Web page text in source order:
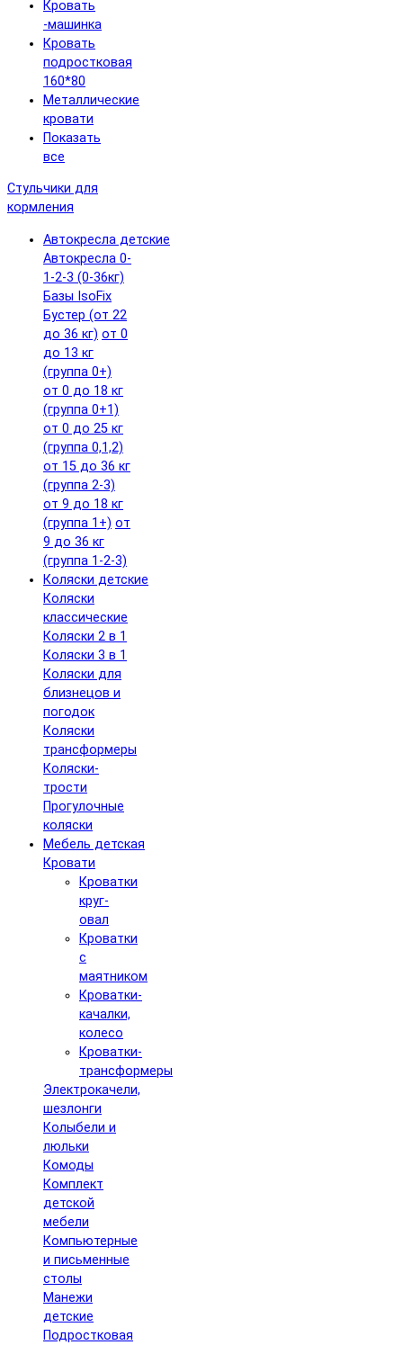
Кровать
-машинка
Кровать
подростковая
160*80
Металлические
кровати
Показать
все
Стульчики для
кормления
Автокресла детские
Автокресла 0-
1-2-3 (0-36кг)
Базы IsoFix
Бустер (от 22
до 36 кг) от 0
до 13 кг
(группа 0+)
от 0 до 18 кг
(группа 0+1)
от 0 до 25 кг
(группа 0,1,2)
от 15 до 36 кг
(группа 2-3)
от 9 до 18 кг
(группа 1+) от
9 до 36 кг
(группа 1-2-3)
Коляски детские
Коляски
классические
Коляски 2 в 1
Коляски 3 в 1
Коляски для
близнецов и
погодок
Коляски
трансформеры
Коляски-
трости
Прогулочные
коляски
Мебель детская
Кровати
Кроватки
круг-
овал
Кроватки
с
маятником
Кроватки-
качалки,
колесо
Кроватки-
трансформеры
Электрокачели,
шезлонги
Колыбели и
люльки
Комоды
Комплект
детской
мебели
Компьютерные
и письменные
столы
Манежи
детские
Подростковая